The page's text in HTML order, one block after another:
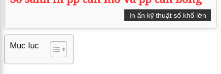
In ấn kỹ thuật số khổ lớn
Mục lục